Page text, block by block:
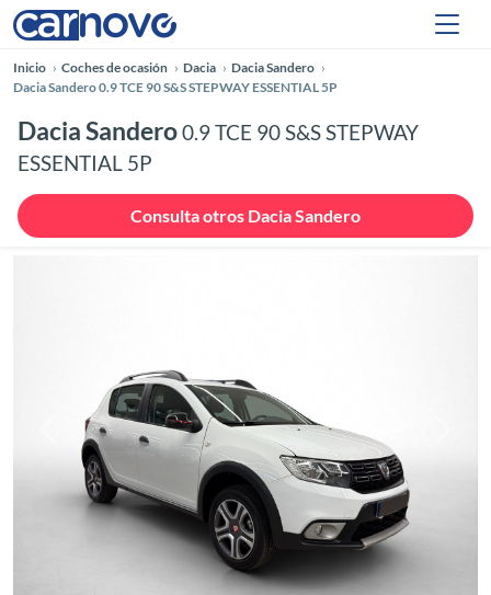
Inicio Coches de ocasión Dacia
Dacia Sandero
Dacia Sandero 0.9 TCE 90 S&S STEPWAY ESSENTIAL 5P
Dacia Sandero0.9 TCE 90 S&S STEPWAY
ESSENTIAL 5P
Consulta otros Dacia Sandero
Anterior